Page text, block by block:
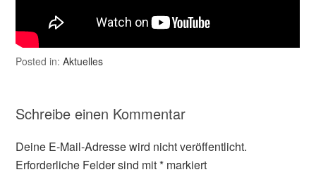
Posted in:Aktuelles
Schreibe einen Kommentar
Deine E-Mail-Adresse wird nicht veröffentlicht.
Erforderliche Felder sind mit* markiert